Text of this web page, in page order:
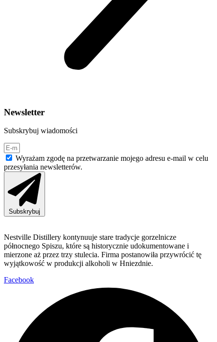
Newsletter
Subskrybuj wiadomości
Wyrażam zgodę na przetwarzanie mojego adresu e-mail w celu
przesyłania newsletterów.
Subskrybuj
Nestville Distillery kontynuuje stare tradycje gorzelnicze
północnego Spiszu, które są historycznie udokumentowane i
mierzone aż przez trzy stulecia. Firma postanowiła przywrócić tę
wyjątkowość w produkcji alkoholi w Hniezdnie.
Facebook